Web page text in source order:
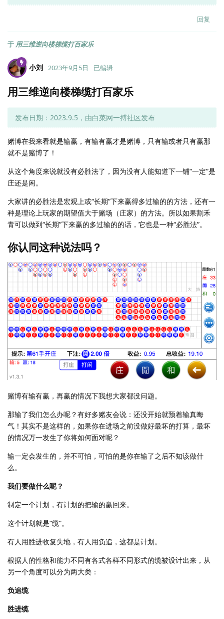
回复
于 用三维逆向楼梯缆打百家乐
小刘 2023年9月5日 已编辑
用三维逆向楼梯缆打百家乐
发布日期：2023.9.5，由白菜网一搏社区发布
赌博在我来看就是输赢，有输有赢才是赌博，只有输或者只有赢那
就不是赌博了！
从这个角度来说就没有必胜法了，因为没有人能知道下一铺“一定”是
庄还是闲。
大家讲的必胜法是宏观上或“长期”下来赢得多过输的的方法，还有一
种是理论上玩家的期望值大于赌场（庄家）的方法。所以如果割禾
青可以做到“长期”下来赢的多过输的的话，它也是一种“必胜法”。
你认同这种说法吗？
赌博有输有赢，再赢的情况下我想大家都没问题。
那输了我们怎么办呢？有好多赌友会说：还没开始就预着输真晦
气！其实不是这样的，如果你在进场之前没做好最坏的打算，最坏
的情况万一发生了你将如何面对呢？
输一定会发生的，并不可怕，可怕的是你在输了之后不知该做什
么。
我们要做什么呢？
制定一个计划，有计划的把输的赢回来。
这个计划就是“缆”。
有人用胜进收复失地，有人用负追，这都是计划。
根据人的性格和能力不同有各式各样不同形式的缆被设计出来，从
另一个角度可以分为两大类：
负追缆
胜进缆